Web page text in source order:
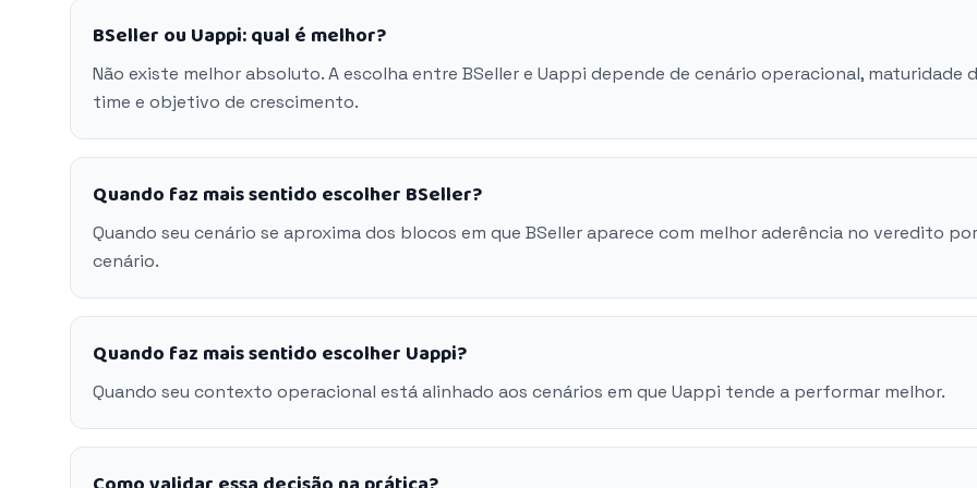
BSeller ou Uappi: qual é melhor?
Não existe melhor absoluto. A escolha entre BSeller e Uappi depende de cenário operacional, maturidade
time e objetivo de crescimento.
Quando faz mais sentido escolher BSeller?
Quando seu cenário se aproxima dos blocos em que BSeller aparece com melhor aderência no veredito por
cenário.
Quando faz mais sentido escolher Uappi?
Quando seu contexto operacional está alinhado aos cenários em que Uappi tende a performar melhor.